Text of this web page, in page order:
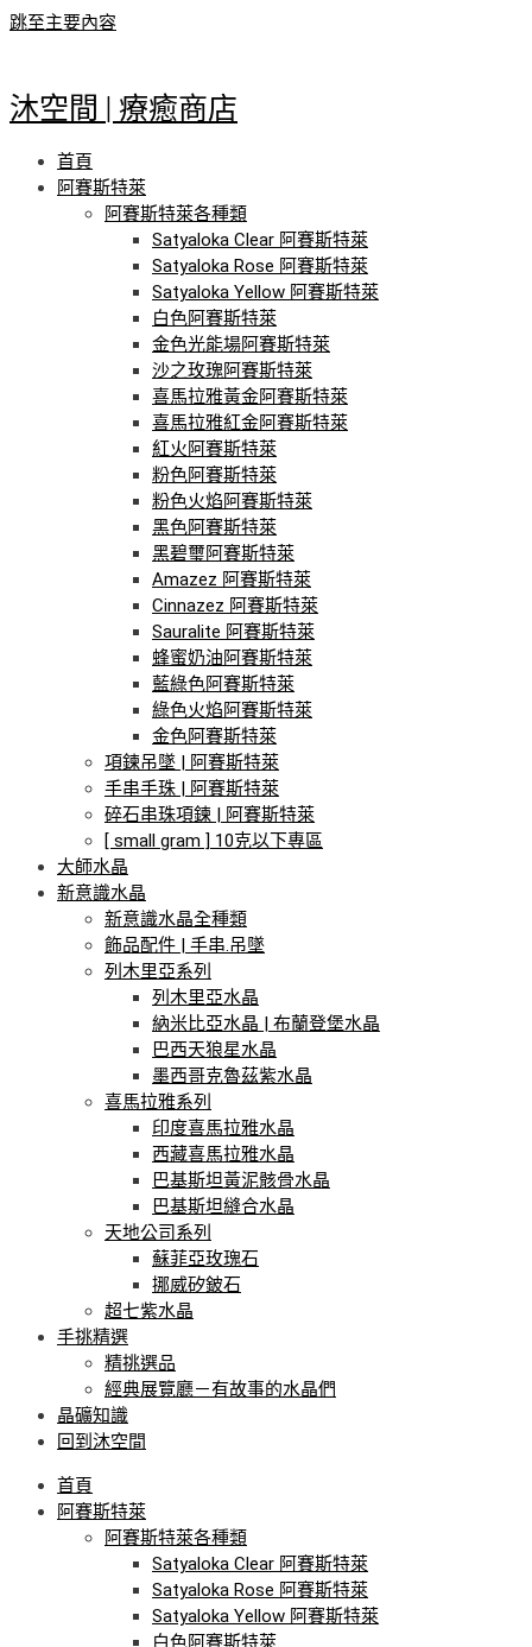
跳至主要內容
沐空間 | 療癒商店
首頁
阿賽斯特萊
阿賽斯特萊各種類
Satyaloka Clear 阿賽斯特萊
Satyaloka Rose 阿賽斯特萊
Satyaloka Yellow 阿賽斯特萊
白色阿賽斯特萊
金色光能場阿賽斯特萊
沙之玫瑰阿賽斯特萊
喜馬拉雅黃金阿賽斯特萊
喜馬拉雅紅金阿賽斯特萊
紅火阿賽斯特萊
粉色阿賽斯特萊
粉色火焰阿賽斯特萊
黑色阿賽斯特萊
黑碧璽阿賽斯特萊
Amazez 阿賽斯特萊
Cinnazez 阿賽斯特萊
Sauralite 阿賽斯特萊
蜂蜜奶油阿賽斯特萊
藍綠色阿賽斯特萊
綠色火焰阿賽斯特萊
金色阿賽斯特萊
項鍊吊墜 | 阿賽斯特萊
手串手珠 | 阿賽斯特萊
碎石串珠項鍊 | 阿賽斯特萊
[ small gram ] 10克以下專區
大師水晶
新意識水晶
新意識水晶全種類
飾品配件 | 手串.吊墜
列木里亞系列
列木里亞水晶
納米比亞水晶 | 布蘭登堡水晶
巴西天狼星水晶
墨西哥克魯茲紫水晶
喜馬拉雅系列
印度喜馬拉雅水晶
西藏喜馬拉雅水晶
巴基斯坦黃泥骸骨水晶
巴基斯坦縫合水晶
天地公司系列
蘇菲亞玫瑰石
挪威矽鈹石
超七紫水晶
手挑精選
精挑選品
經典展覽廳－有故事的水晶們
晶礦知識
回到沐空間
首頁
阿賽斯特萊
阿賽斯特萊各種類
Satyaloka Clear 阿賽斯特萊
Satyaloka Rose 阿賽斯特萊
Satyaloka Yellow 阿賽斯特萊
白色阿賽斯特萊